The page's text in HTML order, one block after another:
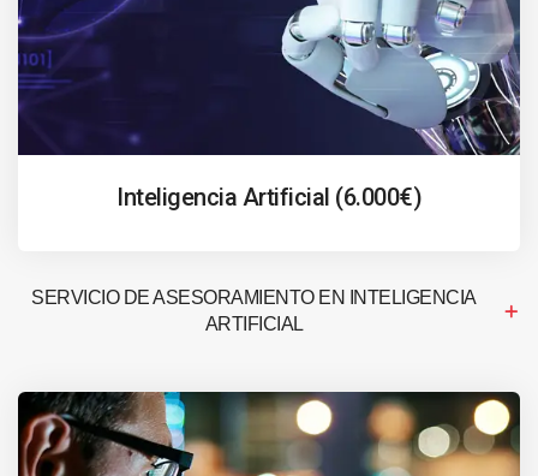
Inteligencia Artificial (6.000€)
SERVICIO DE ASESORAMIENTO EN INTELIGENCIA
ARTIFICIAL